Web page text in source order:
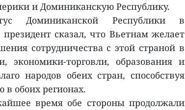
и Доминиканскую Республику.
Доминиканской Республики в
сказал, что Вьетнам желает
сотрудничества с этой страной в
экономики-торговли, образования и
народов обеих стран, способствуя
в обоих регионах.
время обе стороны продолжали